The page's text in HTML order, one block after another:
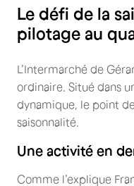
Le défi de la
pilotage au
L’Intermarché de
ordinaire. Situé dans
dynamique, le point
saisonnalité.
Une activité en
Comme l’explique